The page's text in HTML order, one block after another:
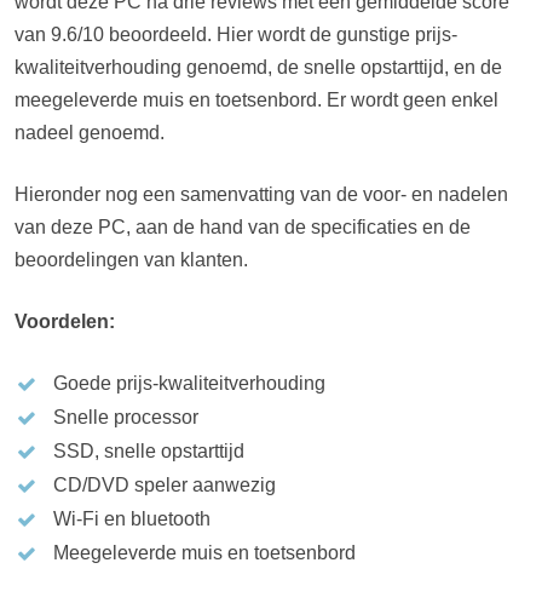
van 9.6/10 beoordeeld. Hier wordt de gunstige prijs-
kwaliteitverhouding genoemd, de snelle opstarttijd, en de
meegeleverde muis en toetsenbord. Er wordt geen enkel
nadeel genoemd.
Hieronder nog een samenvatting van de voor- en nadelen
van deze PC, aan de hand van de specificaties en de
beoordelingen van klanten.
Voordelen:
Goede prijs-kwaliteitverhouding
Snelle processor
SSD, snelle opstarttijd
CD/DVD speler aanwezig
Wi-Fi en bluetooth
Meegeleverde muis en toetsenbord